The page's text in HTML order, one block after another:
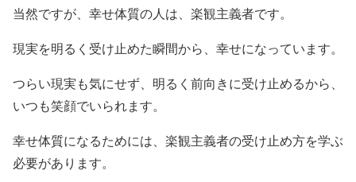
当然ですが、幸せ体質の人は、楽観主義者です。
現実を明るく受け止めた瞬間から、幸せになっています。
つらい現実も気にせず、明るく前向きに受け止めるから、
いつも笑顔でいられます。
幸せ体質になるためには、楽観主義者の受け止め方を学ぶ
必要があります。